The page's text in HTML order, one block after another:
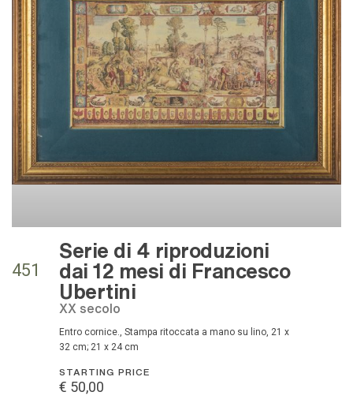
451
Serie di 4 riproduzioni
dai 12 mesi di Francesco
Ubertini
XX secolo
Entro cornice., Stampa ritoccata a mano su lino, 21 x
32 cm; 21 x 24 cm
STARTING PRICE
€ 50,00